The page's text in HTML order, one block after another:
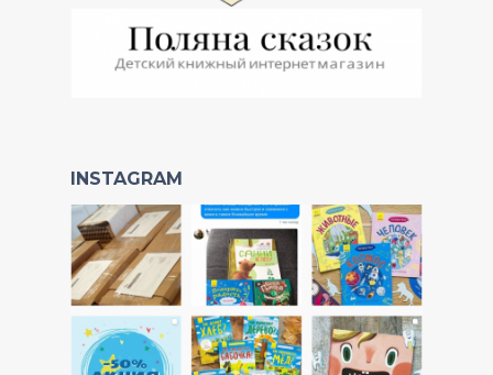
INSTAGRAM